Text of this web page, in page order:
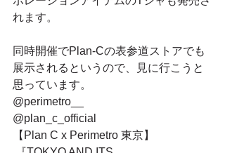
れます。
同時開催でPlan-Cの表参道ストアでも
展示されるというので、見に行こうと
思っています。
@perimetro__
@plan_c_official
【Plan C x Perimetro 東京】